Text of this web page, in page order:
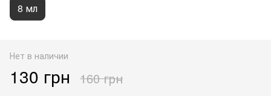
8 мл
Нет в наличии
130 грн 160 грн